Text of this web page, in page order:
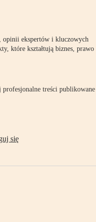
opinii ekspertów i kluczowych
które kształtują biznes, prawo
treści publikowane
się